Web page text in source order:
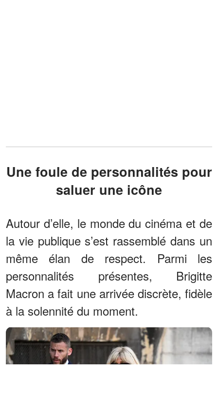
Une foule de personnalités pour
saluer une icône
Autour d’elle, le monde du cinéma et de
la vie publique s’est rassemblé dans un
même élan de respect. Parmi les
personnalités présentes, Brigitte
Macron a fait une arrivée discrète, fidèle
à la solennité du moment.